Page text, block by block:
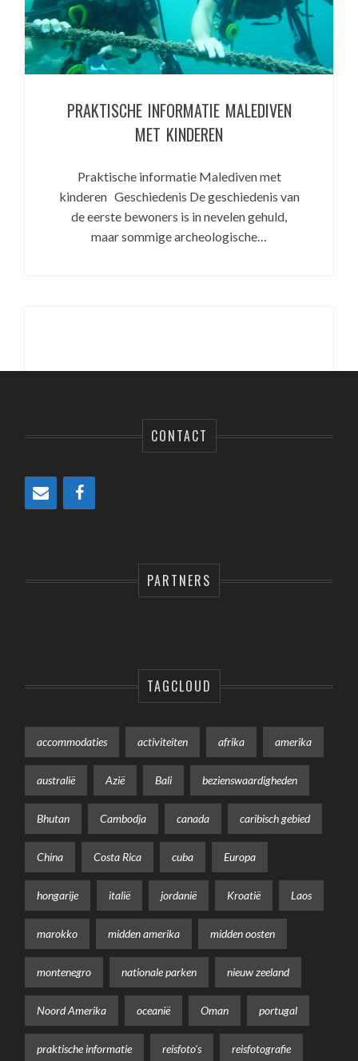
PRAKTISCHE INFORMATIE MALEDIVEN
MET KINDEREN
Praktische informatie Malediven met
kinderen Geschiedenis De geschiedenis van
de eerste bewoners is in nevelen gehuld,
maar sommige archeologische…
CONTACT
PARTNERS
TAGCLOUD
accommodaties activiteiten afrika amerika
australië Azië Bali bezienswaardigheden
Bhutan Cambodja canada caribisch gebied
China Costa Rica cuba Europa
hongarije italië jordanië Kroatië Laos
marokko midden amerika midden oosten
montenegro nationale parken nieuw zeeland
Noord Amerika oceanië Oman portugal
praktische informatie reisfoto's reisfotografie